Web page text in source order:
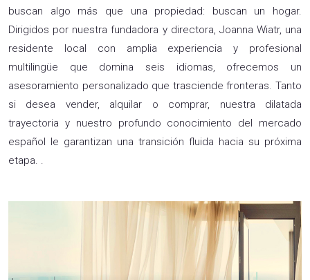
buscan algo más que una propiedad: buscan un hogar.
Dirigidos por nuestra fundadora y directora, Joanna Wiatr, una
residente local con amplia experiencia y profesional
multilingüe que domina seis idiomas, ofrecemos un
asesoramiento personalizado que trasciende fronteras. Tanto
si desea vender, alquilar o comprar, nuestra dilatada
trayectoria y nuestro profundo conocimiento del mercado
español le garantizan una transición fluida hacia su próxima
etapa. .